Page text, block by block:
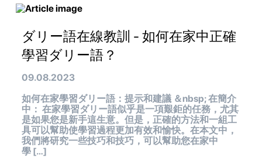
ダリー語在線教訓 - 如何在家中正確
學習ダリー語？
09.08.2023
如何在家學習ダリー語：提示和建議 ＆nbsp; 在簡介
中： 在家學習ダリー語似乎是一項艱鉅的任務，尤其
是如果您是新手這生意。但是，正確的方法和一組工
具可以幫助使學習過程更加有效和愉快。在本文中，
我們將研究一些技巧和技巧，可以幫助您在家中
學 […]